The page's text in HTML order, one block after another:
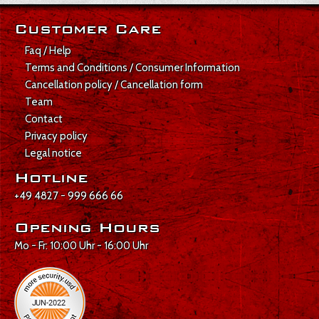
Customer Care
Faq / Help
Terms and Conditions / Consumer Information
Cancellation policy / Cancellation form
Team
Contact
Privacy policy
Legal notice
Hotline
+49 4827 - 999 666 66
Opening Hours
Mo - Fr: 10:00 Uhr - 16:00 Uhr